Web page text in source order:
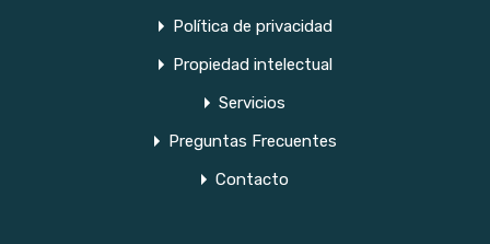
Política de privacidad
Propiedad intelectual
Servicios
Preguntas Frecuentes
Contacto